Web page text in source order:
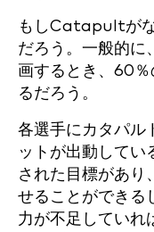
もしCatapultが
だろう。一般的に
画するとき、60
るだろう。
各選手にカタパル
ットが出動してい
された目標があり
せることができる
力が不足していれ